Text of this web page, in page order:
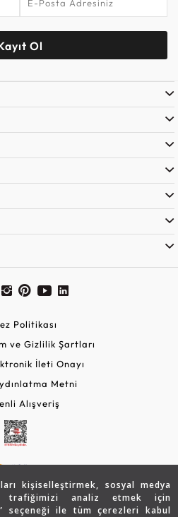
kişiselleştirmek, sosyal medya
trafiğimizi analiz etmek için
seçeneği ile tüm çerezleri kabul
Ol
Politikası
ve Gizlilik Şartları
İleti Onayı
Metni
Alışveriş